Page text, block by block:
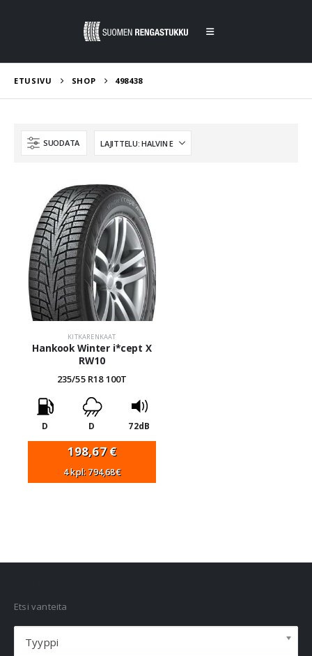
ETUSIVU SHOP 498438
SUODATA
KITKARENKAAT
Hankook Winter i*cept X
RW10
235/55 R18 100T
D D 72dB
198,67€
4 kpl: 794,68€
Etsi vanteita
Tyyppi